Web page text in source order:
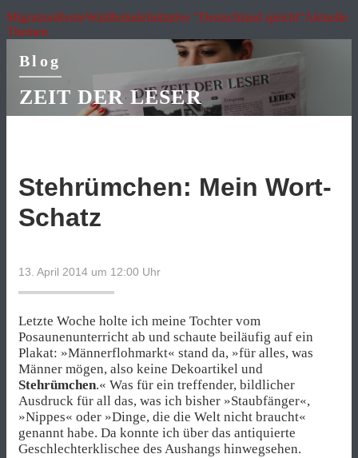
MigrationRenteWaldbrändeInitiative "Deutschland spricht"Aktuelle
Themen
Blog
ZEIT DER LESER
Stehrümchen: Mein Wort-
Schatz
13. April 2014 um 12:00 Uhr
Letzte Woche holte ich meine Tochter vom
Posaunenunterricht ab und schaute beiläufig auf ein
Plakat: »Männerflohmarkt« stand da, »für alles, was
Männer mögen, also keine Dekoartikel und
Stehrümchen.« Was für ein treffender, bildlicher
Ausdruck für all das, was ich bisher »Staubfänger«,
»Nippes« oder »Dinge, die die Welt nicht braucht«
genannt habe. Da konnte ich über das antiquierte
Geschlechterklischee des Aushangs hinwegsehen.